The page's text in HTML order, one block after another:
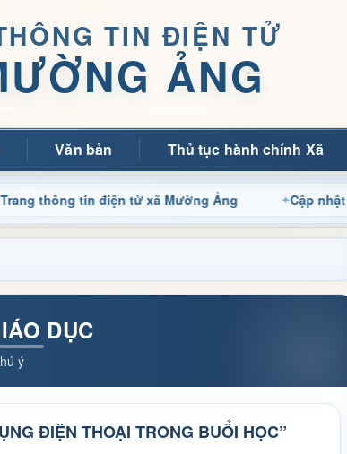
TIN ĐIỆN TỬ
ẢNG
Văn bản Thủ tục hành chính Xã
tin điện tử xã Mường Ảng Cập nhật thông
DỤC
ý
ĐIỆN THOẠI TRONG BUỔI HỌC”